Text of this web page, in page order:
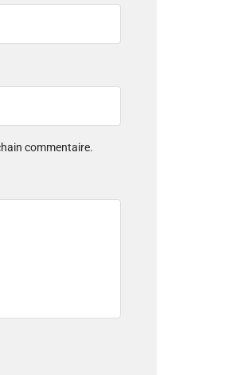
commentaire.